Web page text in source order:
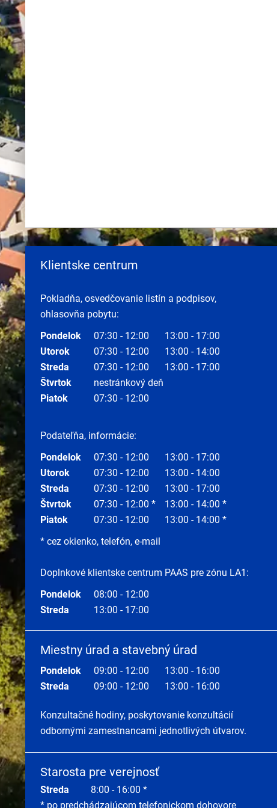
Klientske centrum
Pokladňa, osvedčovanie listín a podpisov,
ohlasovňa pobytu:
Pondelok
07:30 - 12:00
13:00 - 17:00
Utorok
07:30 - 12:00
13:00 - 14:00
Streda
07:30 - 12:00
13:00 - 17:00
Štvrtok
nestránkový deň
Piatok
07:30 - 12:00
Podateľňa, informácie:
Pondelok
07:30 - 12:00
13:00 - 17:00
Utorok
07:30 - 12:00
13:00 - 14:00
Streda
07:30 - 12:00
13:00 - 17:00
Štvrtok
07:30 - 12:00 *
13:00 - 14:00 *
Piatok
07:30 - 12:00
13:00 - 14:00 *
* cez okienko, telefón, e-mail
Doplnkové klientske centrum PAAS pre zónu LA1:
Pondelok
08:00 - 12:00
Streda
13:00 - 17:00
Miestny úrad a stavebný úrad
Pondelok 09:00 - 12:00
13:00 - 16:00
Streda
09:00 - 12:00 13:00 - 16:00
Konzultačné hodiny, poskytovanie konzultácií
odbornými zamestnancami jednotlivých útvarov.
Starosta pre verejnosť
Streda 8:00 - 16:00 *
* po predchádzajúcom telefonickom dohovore